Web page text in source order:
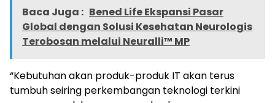
Baca Juga : Bened Life Ekspansi Pasar
Global dengan Solusi Kesehatan Neurologis
Terobosan melalui Neuralli™ MP
“Kebutuhan akan produk-produk IT akan terus
tumbuh seiring perkembangan teknologi terkini